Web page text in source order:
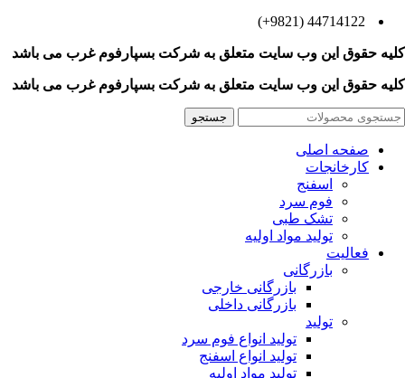
44714122 (9821+)
کلیه حقوق این وب سایت متعلق به شرکت بسپارفوم غرب می باشد
کلیه حقوق این وب سایت متعلق به شرکت بسپارفوم غرب می باشد
جستجو
صفحه اصلی
کارخانجات
اسفنج
فوم سرد
تشک طبی
تولید مواد اولیه
فعالیت
بازرگانی
بازرگانی خارجی
بازرگانی داخلی
تولید
تولید انواع فوم سرد
تولید انواع اسفنج
تولید مواد اولیه